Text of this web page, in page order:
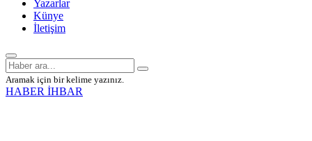
Yazarlar
Künye
İletişim
Aramak için bir kelime yazınız.
HABER İHBAR